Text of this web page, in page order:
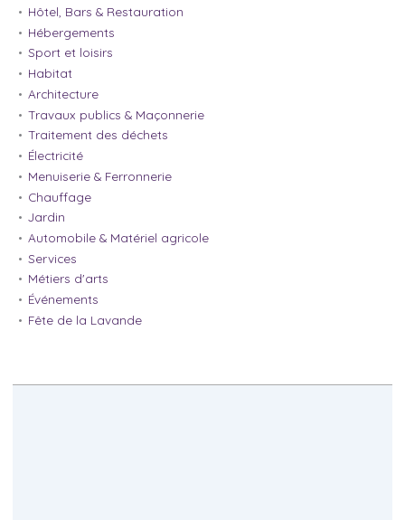
Hôtel, Bars & Restauration
Hébergements
Sport et loisirs
Habitat
Architecture
Travaux publics & Maçonnerie
Traitement des déchets
Électricité
Menuiserie & Ferronnerie
Chauffage
Jardin
Automobile & Matériel agricole
Services
Métiers d'arts
Événements
Fête de la Lavande